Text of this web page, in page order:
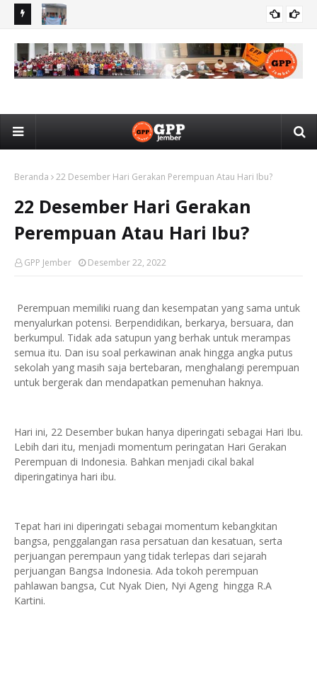
Hukum untuk Pemberdayaan Perempuan di Kabupaten
Jember
BERITA
Beranda 22 Desember Hari Gerakan Perempuan Atau Hari Ibu?
22 Desember Hari Gerakan
Perempuan Atau Hari Ibu?
GPP Jember Desember 22, 2022
Perempuan memiliki ruang dan kesempatan yang sama untuk
menyalurkan potensi. Berpendidikan, berkarya, bersuara, dan
berkumpul. Tidak ada satupun yang berhak untuk merampas
semua itu. Dan isu soal perkawinan anak hingga angka putus
sekolah yang masih saja bertebaran, menghalangi perempuan
untuk bergerak dan mendapatkan pemenuhan haknya.
Hari ini, 22 Desember bukan hanya diperingati sebagai Hari Ibu.
Lebih dari itu, menjadi momentum peringatan Hari Gerakan
Perempuan di Indonesia. Bahkan menjadi cikal bakal
diperingatinya hari ibu.
Tepat hari ini diperingati sebagai momentum kebangkitan
bangsa, penggalangan rasa persatuan dan kesatuan, serta
perjuangan perempaun yang tidak terlepas dari sejarah
perjuangan Bangsa Indonesia. Ada tokoh perempuan
pahlawan bangsa, Cut Nyak Dien, Nyi Ageng hingga R.A
Kartini.